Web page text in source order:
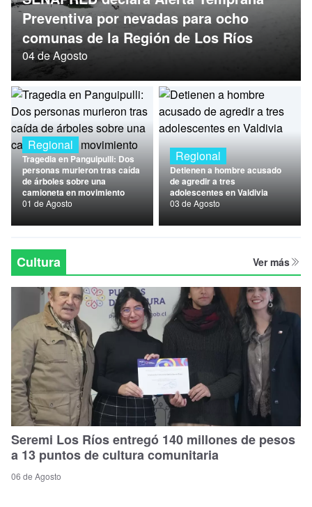
Nacional
Política
Preventiva por nevadas para ocho
comunas de la Región de Los Ríos
04 de Agosto
Regional
Tragedia en Panguipulli: Dos
personas murieron tras caída
de árboles sobre una
camioneta en movimiento
01 de Agosto
Regional
Detienen a hombre acusado
de agredir a tres
adolescentes en Valdivia
03 de Agosto
Cultura Ver más
Seremi Los Ríos entregó 140 millones de pesos
a 13 puntos de cultura comunitaria
06 de Agosto